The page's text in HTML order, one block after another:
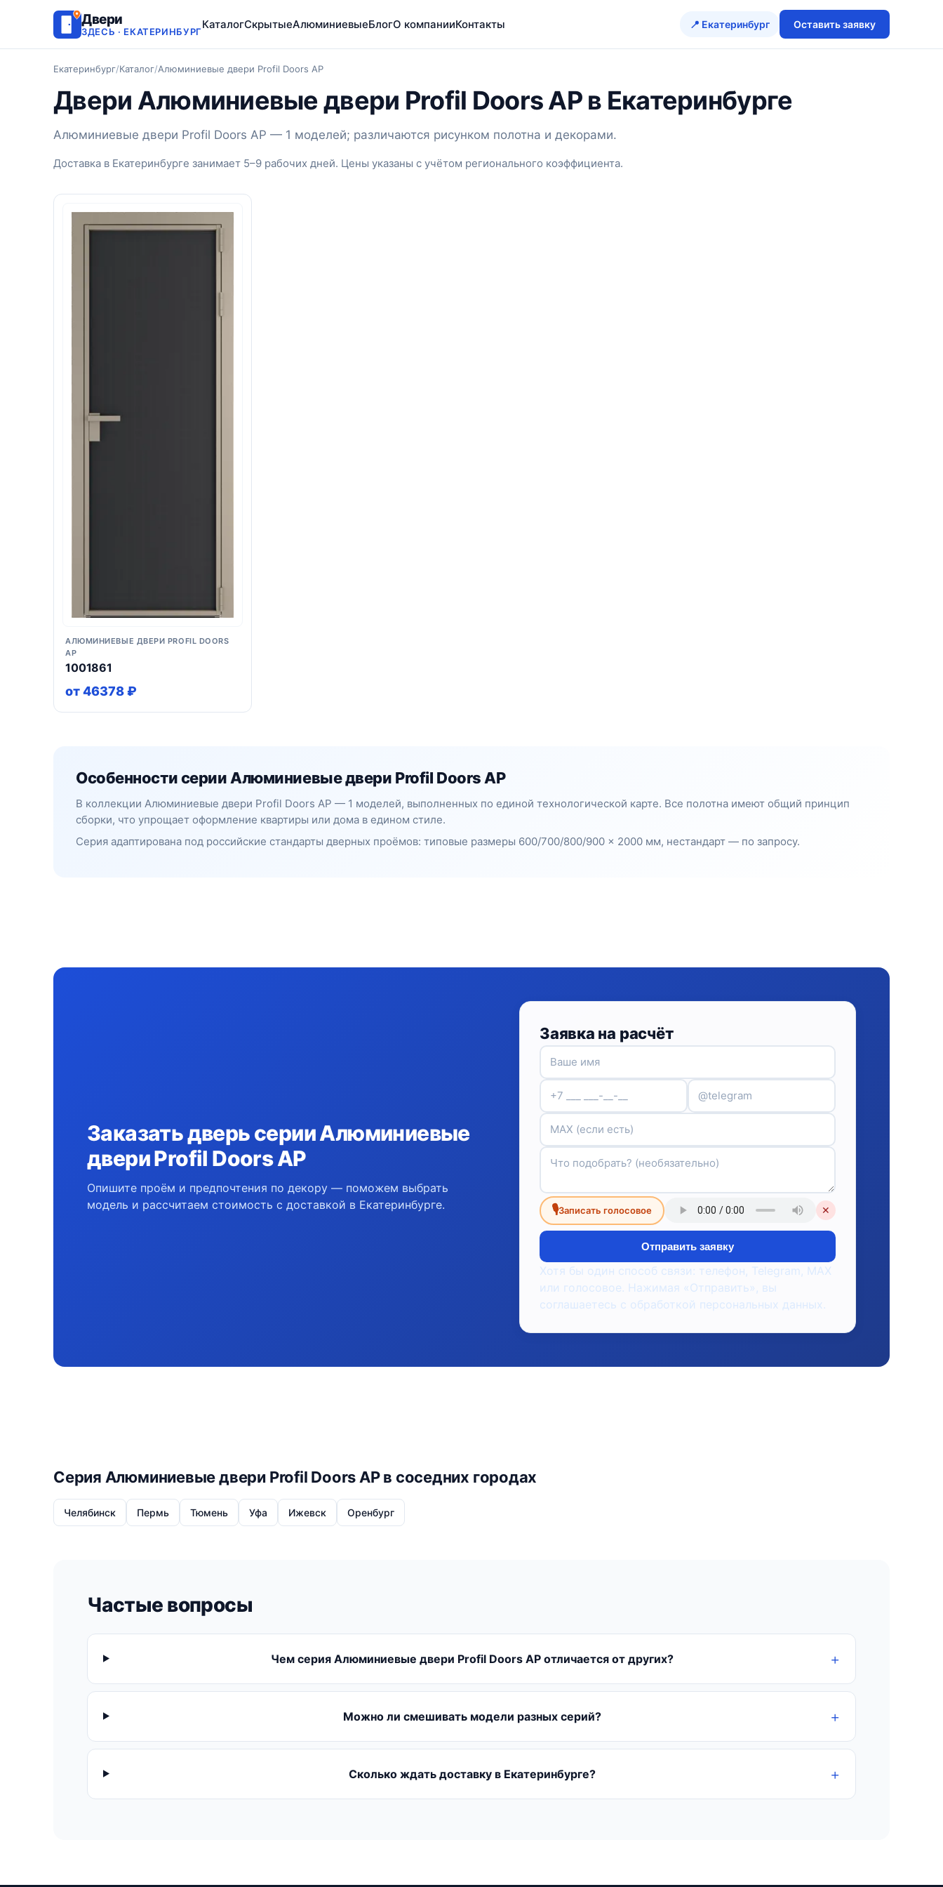
Двери
ЗДЕСЬ · ЕКАТЕРИНБУРГ
КаталогСкрытыеАлюминиевыеБлогО компанииКонтакты 📍 Екатеринбург Оставить заявку
Екатеринбург/Каталог/Алюминиевые двери Profil Doors AP
Двери Алюминиевые двери Profil Doors AP в Екатеринбурге
Алюминиевые двери Profil Doors AP — 1 моделей; различаются рисунком полотна и декорами.
Доставка в Екатеринбурге занимает 5–9 рабочих дней. Цены указаны с учётом регионального коэффициента.
АЛЮМИНИЕВЫЕ ДВЕРИ PROFIL DOORS
AP
1001861
от 46378 ₽
Особенности серии Алюминиевые двери Profil Doors AP
В коллекции Алюминиевые двери Profil Doors AP — 1 моделей, выполненных по единой технологической карте. Все полотна имеют общий принцип
сборки, что упрощает оформление квартиры или дома в едином стиле.
Серия адаптирована под российские стандарты дверных проёмов: типовые размеры 600/700/800/900 × 2000 мм, нестандарт — по запросу.
Заказать дверь серии Алюминиевые
двери Profil Doors AP
Опишите проём и предпочтения по декору — поможем выбрать
модель и рассчитаем стоимость с доставкой в Екатеринбурге.
Заявка на расчёт
🎙Записать голосовое ✕
Отправить заявку
Хотя бы один способ связи: телефон, Telegram, MAX
или голосовое. Нажимая «Отправить», вы
соглашаетесь с обработкой персональных данных.
Серия Алюминиевые двери Profil Doors AP в соседних городах
Челябинск Пермь Тюмень Уфа Ижевск Оренбург
Частые вопросы
Чем серия Алюминиевые двери Profil Doors AP отличается от других?
Можно ли смешивать модели разных серий?
Сколько ждать доставку в Екатеринбурге?